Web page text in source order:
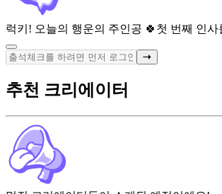
럭키! 오늘의 행운의 주인공 🍀 첫 번째 인
추천 크리에이터